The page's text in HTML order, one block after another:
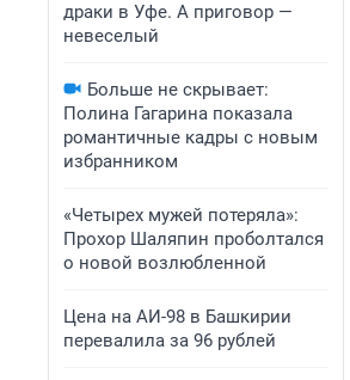
драки в Уфе. А приговор —
невеселый
Больше не скрывает:
Полина Гагарина показала
романтичные кадры с новым
избранником
«Четырех мужей потеряла»:
Прохор Шаляпин проболтался
о новой возлюбленной
Цена на АИ-98 в Башкирии
перевалила за 96 рублей